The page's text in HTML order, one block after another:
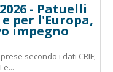
- Patuelli
per l'Europa,
impegno
secondo i dati CRIF;
e...